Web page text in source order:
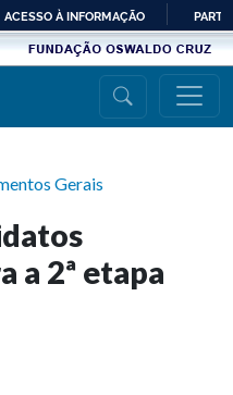
ACESSO À INFORMAÇÃO
Gerais
a 2ª etapa